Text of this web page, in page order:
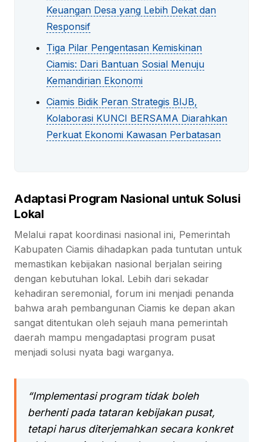
Keuangan Desa yang Lebih Dekat dan
Responsif
Tiga Pilar Pengentasan Kemiskinan
Ciamis: Dari Bantuan Sosial Menuju
Kemandirian Ekonomi
Ciamis Bidik Peran Strategis BIJB,
Kolaborasi KUNCI BERSAMA Diarahkan
Perkuat Ekonomi Kawasan Perbatasan
Adaptasi Program Nasional untuk Solusi
Lokal
Melalui rapat koordinasi nasional ini, Pemerintah
Kabupaten Ciamis dihadapkan pada tuntutan untuk
memastikan kebijakan nasional berjalan seiring
dengan kebutuhan lokal. Lebih dari sekadar
kehadiran seremonial, forum ini menjadi penanda
bahwa arah pembangunan Ciamis ke depan akan
sangat ditentukan oleh sejauh mana pemerintah
daerah mampu mengadaptasi program pusat
menjadi solusi nyata bagi warganya.
“Implementasi program tidak boleh
berhenti pada tataran kebijakan pusat,
tetapi harus diterjemahkan secara konkret